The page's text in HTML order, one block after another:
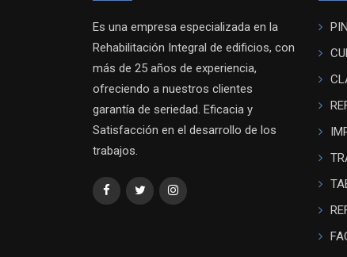
Es una empresa especializada en la
Rehabilitación Integral de edificios, con
más de 25 años de experiencia,
ofreciendo a nuestros clientes
garantía de seriedad. Eficacia y
Satisfacción en el desarrollo de los
trabajos.